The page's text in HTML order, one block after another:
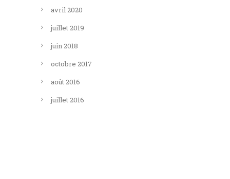
avril 2020
juillet 2019
juin 2018
octobre 2017
août 2016
juillet 2016